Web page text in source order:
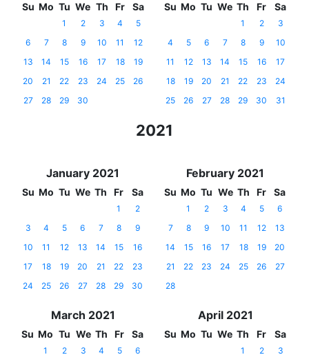
Su Mo Tu We Th Fr Sa
1 2 3 4
5
6
7 8 9 10 11
12
13
14 15 16 17 18
19
20
21 22 23 24 25
26
27
28 29 30
Su Mo Tu We Th Fr Sa
1 2
3
4
5 6 7 8 9
10
11
12 13 14 15 16
17
18
19 20 21 22 23
24
25
26 27 28 29 30 31
2021
January 2021
Su Mo Tu We Th Fr Sa
1
2
3
4 5 6 7 8
9
10
11 12 13 14 15
16
17
18 19 20 21 22
23
24
25 26 27 28 29 30
February 2021
Su Mo Tu We Th Fr Sa
1 2 3 4 5
6
7
8 9 10 11 12
13
14
15 16 17 18 19
20
21
22 23 24 25 26
27
28
March 2021
Su Mo Tu We Th Fr Sa
1 2 3 4 5
6
April 2021
Su Mo Tu We Th Fr Sa
1 2
3